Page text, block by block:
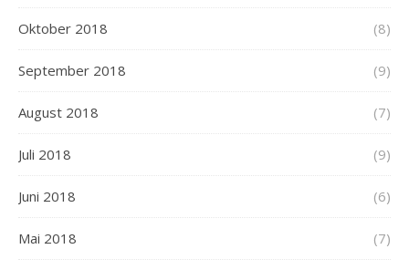
Oktober 2018 (8)
September 2018 (9)
August 2018 (7)
Juli 2018 (9)
Juni 2018 (6)
Mai 2018 (7)